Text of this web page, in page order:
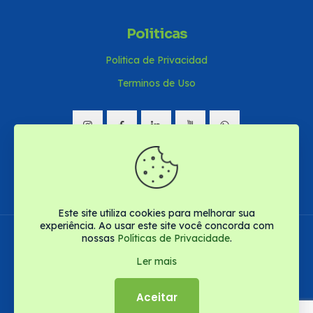
Politicas
Politica de Privacidad
Terminos de Uso
Desenvolvido por
Forpub
Este site utiliza cookies para melhorar sua
experiência. Ao usar este site você concorda com
nossas Políticas de Privacidade.
Ler mais
Aceitar